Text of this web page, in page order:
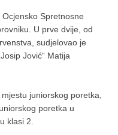
Spretnosne
U prve dvije, od
sudjelovao je
Jović“ Matija
juniorskog poretka,
poretka u
klasi 2.